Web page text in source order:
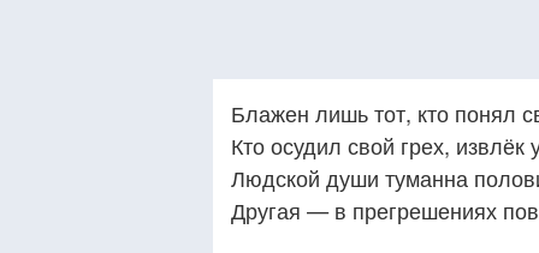
Блажен лишь тот, кто понял
Кто осудил свой грех, извлёк
Людской души туманна
Другая — в прегрешениях